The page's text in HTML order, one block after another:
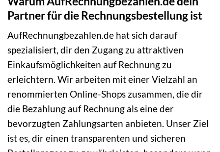
Partner für die Rechnungsbestellung ist
AufRechnungbezahlen.de hat sich darauf
spezialisiert, dir den Zugang zu attraktiven
Einkaufsmöglichkeiten auf Rechnung zu
erleichtern. Wir arbeiten mit einer Vielzahl an
renommierten Online-Shops zusammen, die dir
die Bezahlung auf Rechnung als eine der
bevorzugten Zahlungsarten anbieten. Unser Ziel
ist es, dir einen transparenten und sicheren